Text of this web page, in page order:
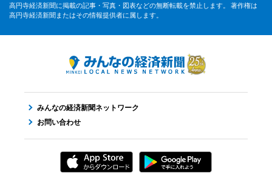
高円寺経済新聞に掲載の記事・写真・図表などの無断転載を禁止します。 著作権は
高円寺経済新聞またはその情報提供者に属します。
みんなの経済新聞ネットワーク
お問い合わせ